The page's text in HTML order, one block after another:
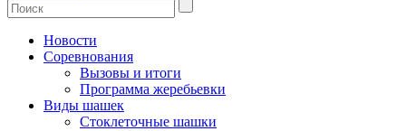
Новости
Соревнования
Вызовы и итоги
Программа жеребьевки
Виды шашек
Стоклеточные шашки